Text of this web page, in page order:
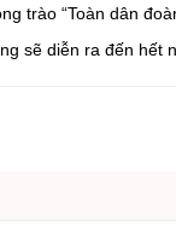
trào “Toàn dân
sẽ diễn ra đến hết